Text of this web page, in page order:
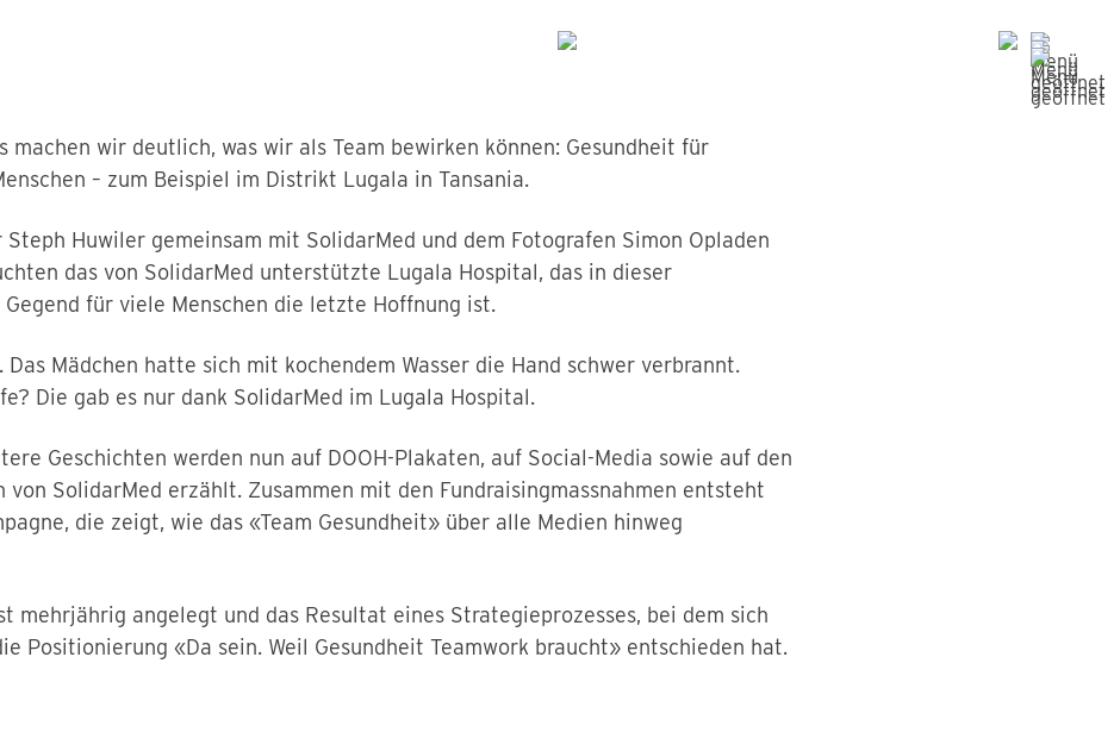
machen wir deutlich, was wir als Team bewirken können: Gesundheit für
– zum Beispiel im Distrikt Lugala in Tansania.
Huwiler gemeinsam mit SolidarMed und dem Fotografen Simon Opladen
das von SolidarMed unterstützte Lugala Hospital, das in dieser
Gegend für viele Menschen die letzte Hoffnung ist.
Das Mädchen hatte sich mit kochendem Wasser die Hand schwer verbrannt.
Die gab es nur dank SolidarMed im Lugala Hospital.
Geschichten werden nun auf DOOH-Plakaten, auf Social-Media sowie auf den
von SolidarMed erzählt. Zusammen mit den Fundraisingmassnahmen entsteht
die zeigt, wie das «Team Gesundheit» über alle Medien hinweg
mehrjährig angelegt und das Resultat eines Strategieprozesses, bei dem sich
Positionierung «Da sein. Weil Gesundheit Teamwork braucht» entschieden hat.